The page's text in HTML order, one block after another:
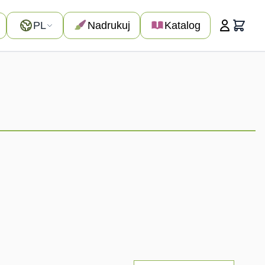
Język
PL Nadrukuj Katalog Koszyk